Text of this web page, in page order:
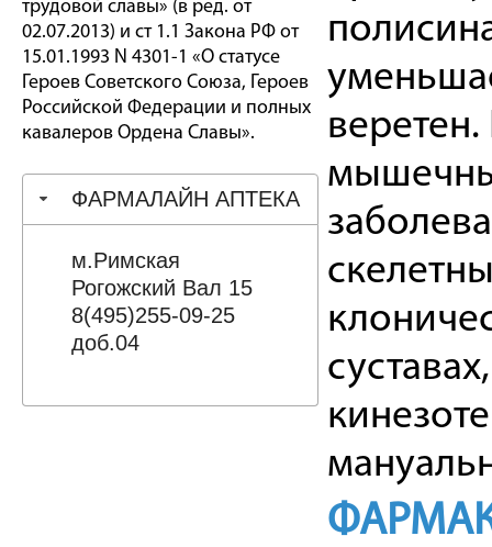
трудовой славы» (в ред. от
02.07.2013) и ст 1.1 Закона РФ от
15.01.1993 N 4301-1 «О статусе
Героев Советского Союза, Героев
Российской Федерации и полных
кавалеров Ордена Славы».
ФАРМАЛАЙН АПТЕКА
м.Римская
Рогожский Вал 15
8(495)255-09-25
доб.04